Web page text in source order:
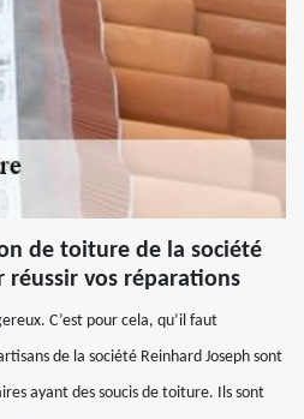
de toiture de la société
réussir vos réparations
C’est pour cela, qu’il faut
de la société Reinhard Joseph sont
ayant des soucis de toiture. Ils sont